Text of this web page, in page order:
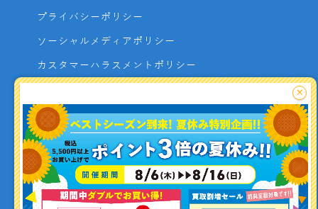
釣り情報を
プライバシーポリシー
ソーシャルメディアポリシー
カスタマーハラスメントポリシー
よくあるご質問
お問い合わせ
利用者資金の保全方法
×